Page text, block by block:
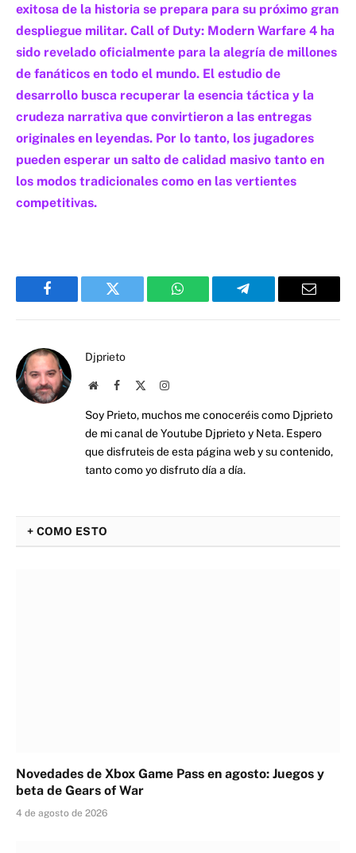
exitosa de la historia se prepara para su próximo gran
despliegue militar. Call of Duty: Modern Warfare 4 ha
sido revelado oficialmente para la alegría de millones
de fanáticos en todo el mundo. El estudio de
desarrollo busca recuperar la esencia táctica y la
crudeza narrativa que convirtieron a las entregas
originales en leyendas. Por lo tanto, los jugadores
pueden esperar un salto de calidad masivo tanto en
los modos tradicionales como en las vertientes
competitivas.
Facebook Twitter WhatsApp Telegram Email
Djprieto
WebsiteFacebook Instagram
Soy Prieto, muchos me conoceréis como Djprieto
de mi canal de Youtube Djprieto y Neta. Espero
que disfruteis de esta página web y su contenido,
tanto como yo disfruto día a día.
+ COMO ESTO
Novedades de Xbox Game Pass en agosto: Juegos y
beta de Gears of War
4 de agosto de 2026